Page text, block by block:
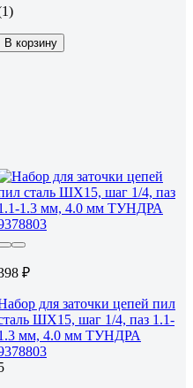
В корзину
₽
для заточки цепей пил
ШХ15, шаг 1/4, паз 1.1-
мм, 4.0 мм ТУНДРА